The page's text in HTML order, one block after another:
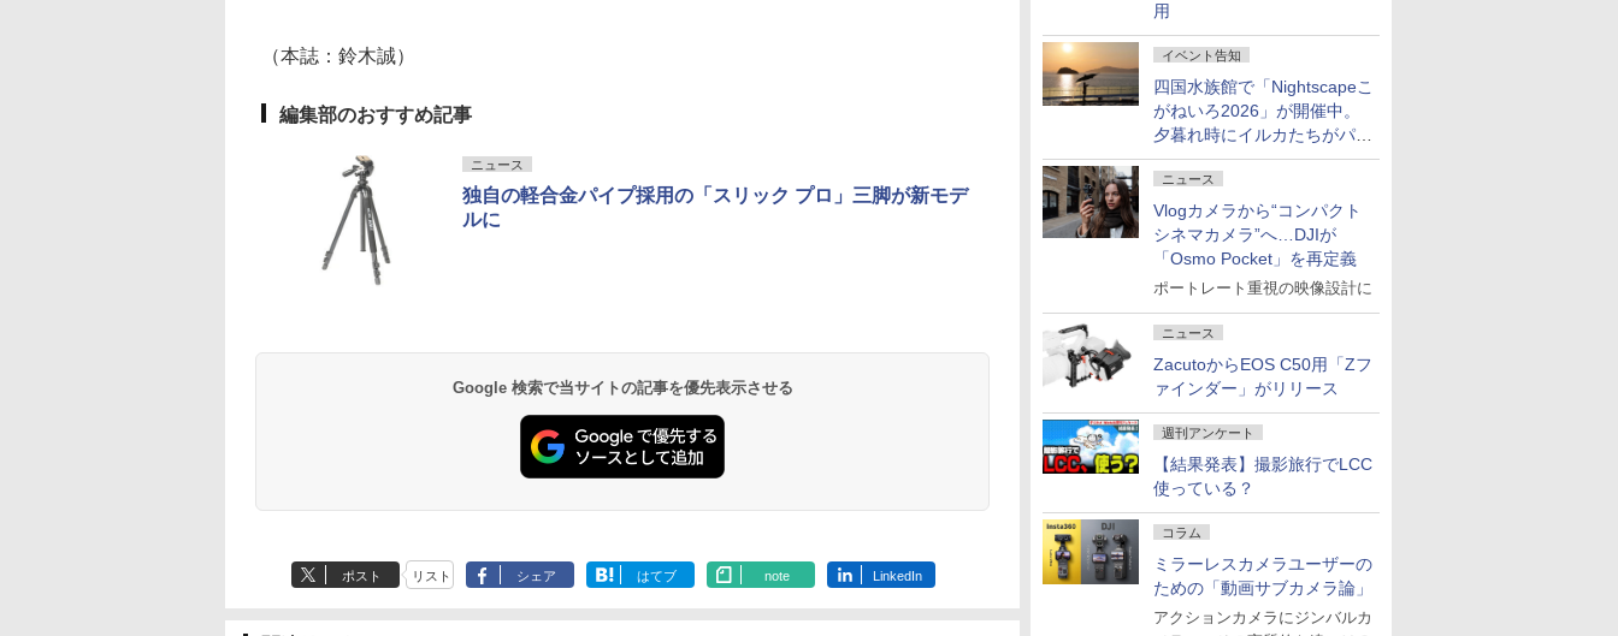
用
イベント告知
四国水族館で「Nightscapeこ
がねいろ2026」が開催中。
夕暮れ時にイルカたちがパフ
ォーマンスを繰り広げる
ニュース
Vlogカメラから“コンパクト
シネマカメラ”へ…DJIが
「Osmo Pocket」を再定義
ポートレート重視の映像設計に
ニュース
ZacutoからEOS C50用「Zフ
ァインダー」がリリース
週刊アンケート
【結果発表】撮影旅行でLCC
使っている？
コラム
ミラーレスカメラユーザーの
ための「動画サブカメラ論」
アクションカメラにジンバルカ
（本誌：鈴木誠）
編集部のおすすめ記事
ニュース
独自の軽合金パイプ採用の「スリック プロ」三脚が新モデ
ルに
Google 検索で当サイトの記事を優先表示させる
ポスト リスト シェア はてブ note LinkedIn